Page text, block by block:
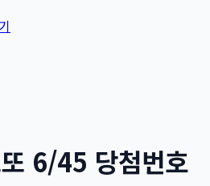
6/45 당첨번호